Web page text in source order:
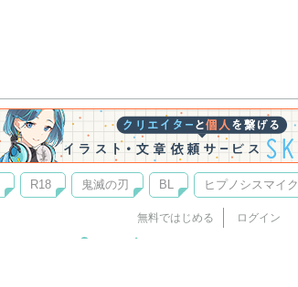
R18 鬼滅の刃 BL ヒプノシスマイク
無料ではじめる ログイン